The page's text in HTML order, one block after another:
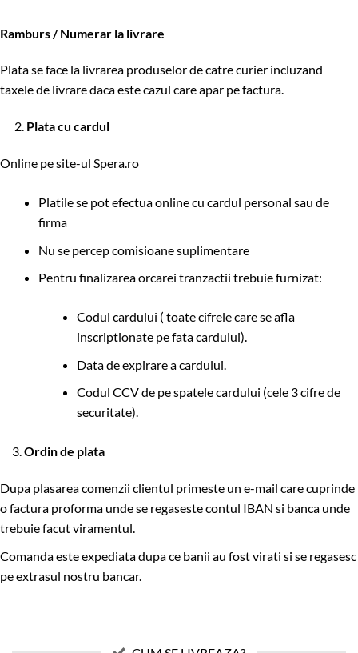
Ramburs / Numerar la livrare
Plata se face la livrarea produselor de catre curier incluzand
taxele de livrare daca este cazul care apar pe factura.
2. Plata cu cardul
Online pe site-ul Spera.ro
Platile se pot efectua online cu cardul personal sau de
firma
Nu se percep comisioane suplimentare
Pentru finalizarea orcarei tranzactii trebuie furnizat:
Codul cardului ( toate cifrele care se afla
inscriptionate pe fata cardului).
Data de expirare a cardului.
Codul CCV de pe spatele cardului (cele 3 cifre de
securitate).
3.Ordin de plata
Dupa plasarea comenzii clientul primeste un e-mail care cuprinde
o factura proforma unde se regaseste contul IBAN si banca unde
trebuie facut viramentul.
Comanda este expediata dupa ce banii au fost virati si se regasesc
pe extrasul nostru bancar.